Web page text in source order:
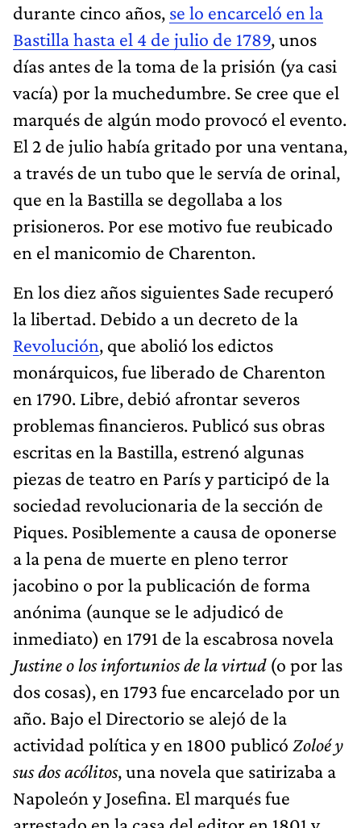
durante cinco años, se lo encarceló en la
Bastilla hasta el 4 de julio de 1789, unos
días antes de la toma de la prisión (ya casi
vacía) por la muchedumbre. Se cree que el
marqués de algún modo provocó el evento.
El 2 de julio había gritado por una ventana,
a través de un tubo que le servía de orinal,
que en la Bastilla se degollaba a los
prisioneros. Por ese motivo fue reubicado
en el manicomio de Charenton.
En los diez años siguientes Sade recuperó
la libertad. Debido a un decreto de la
Revolución, que abolió los edictos
monárquicos, fue liberado de Charenton
en 1790. Libre, debió afrontar severos
problemas financieros. Publicó sus obras
escritas en la Bastilla, estrenó algunas
piezas de teatro en París y participó de la
sociedad revolucionaria de la sección de
Piques. Posiblemente a causa de oponerse
a la pena de muerte en pleno terror
jacobino o por la publicación de forma
anónima (aunque se le adjudicó de
inmediato) en 1791 de la escabrosa novela
Justine o los infortunios de la virtud (o por las
dos cosas), en 1793 fue encarcelado por un
año. Bajo el Directorio se alejó de la
actividad política y en 1800 publicó Zoloé y
sus dos acólitos, una novela que satirizaba a
Napoleón y Josefina. El marqués fue